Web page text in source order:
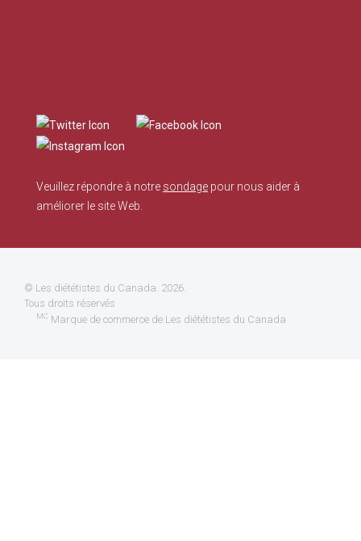
Veuillez répondre à notre sondage pour nous aider à
améliorer le site Web.
© Les diététistes du Canada. 2026.
Tous droits réservés
MC Marque de commerce de Les diététistes du Canada